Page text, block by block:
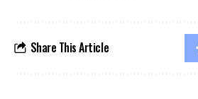
Share This Article